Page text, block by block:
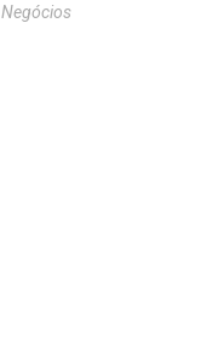
Negócios